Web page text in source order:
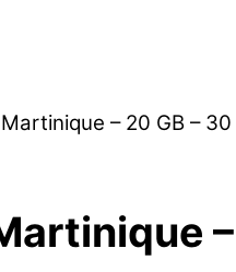
– 20 GB – 30